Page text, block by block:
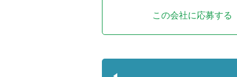
この会社に応募する